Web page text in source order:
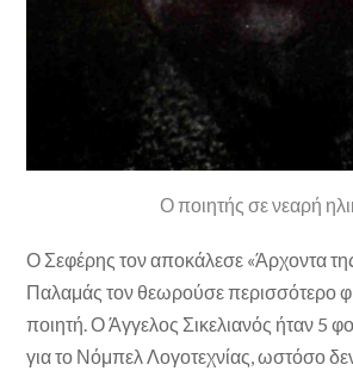
Ο ποιητής σε νεαρή
Ο Σεφέρης τον αποκάλεσε «Άρχοντα
Παλαμάς τον θεωρούσε περισσότερο
ποιητή. Ο Άγγελος Σικελιανός ήταν 5
για το Νόμπελ Λογοτεχνίας, ωστόσο